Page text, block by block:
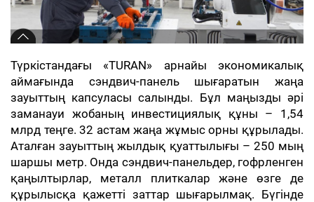
Түркістандағы «TURAN» арнайы экономикалық
аймағында сэндвич-панель шығаратын жаңа
зауыттың капсуласы салынды. Бұл маңызды әрі
заманауи жобаның инвестициялық құны – 1,54
млрд теңге. 32 астам жаңа жұмыс орны құрылады.
Аталған зауыттың жылдық қуаттылығы – 250 мың
шаршы метр. Онда сэндвич-панельдер, гофрленген
қаңылтырлар, металл плиткалар және өзге де
құрылысқа қажетті заттар шығарылмақ. Бүгінде